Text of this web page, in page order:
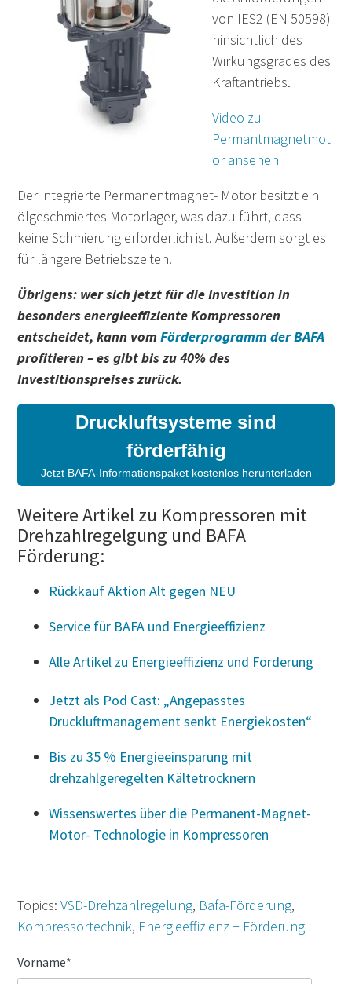
von IES2 (EN 50598)
hinsichtlich des
Wirkungsgrades des
Kraftantriebs.
Video zu
Permantmagnetmot
or ansehen
Der integrierte Permanentmagnet- Motor besitzt ein
ölgeschmiertes Motorlager, was dazu führt, dass
keine Schmierung erforderlich ist. Außerdem sorgt es
für längere Betriebszeiten.
Übrigens: wer sich jetzt für die Investition in
besonders energieeffiziente Kompressoren
entscheidet, kann vom Förderprogramm der BAFA
profitieren – es gibt bis zu 40% des
Investitionspreises zurück.
Druckluftsysteme sind
förderfähig
Jetzt BAFA-Informationspaket kostenlos herunterladen
Weitere Artikel zu Kompressoren mit
Drehzahlregelgung und BAFA
Förderung:
Rückkauf Aktion Alt gegen NEU
Service für BAFA und Energieeffizienz
Alle Artikel zu Energieeffizienz und Förderung
Jetzt als Pod Cast: „Angepasstes
Druckluftmanagement senkt Energiekosten“
Bis zu 35 % Energieeinsparung mit
drehzahlgeregelten Kältetrocknern
Wissenswertes über die Permanent-Magnet-
Motor- Technologie in Kompressoren
Topics: VSD-Drehzahlregelung, Bafa-Förderung,
Kompressortechnik, Energieeffizienz + Förderung
Vorname*